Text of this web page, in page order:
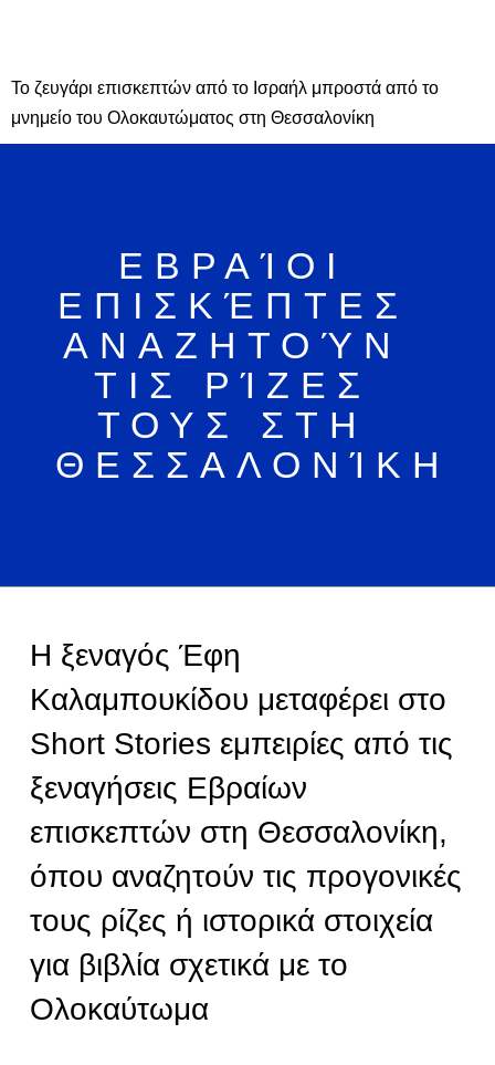
Το ζευγάρι επισκεπτών από το Ισραήλ μπροστά από το
μνημείο του Ολοκαυτώματος στη Θεσσαλονίκη
ΕΒΡΑΊΟΙ
ΕΠΙΣΚΈΠΤΕΣ
ΑΝΑΖΗΤΟΎΝ
ΤΙΣ ΡΊΖΕΣ
ΤΟΥΣ ΣΤΗ
ΘΕΣΣΑΛΟΝΊΚΗ
PUBLISHED
18•04•2024
Η ξεναγός Έφη
Καλαμπουκίδου μεταφέρει στο
Short Stories εμπειρίες από τις
ξεναγήσεις Εβραίων
επισκεπτών στη Θεσσαλονίκη,
όπου αναζητούν τις προγονικές
τους ρίζες ή ιστορικά στοιχεία
για βιβλία σχετικά με το
Ολοκαύτωμα